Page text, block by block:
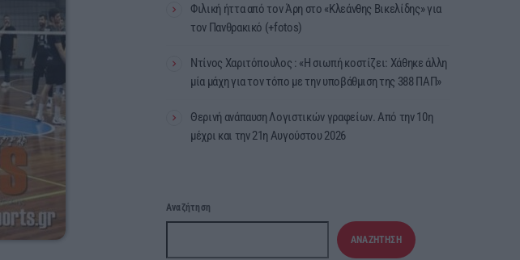
Φιλική ήττα από τον Άρη στο «Κλεάνθης Βικελίδης» για
τον Πανθρακικό (+fotos)
Ντίνος Χαριτόπουλος : «Η σιωπή κοστίζει: Χάθηκε άλλη
μία μάχη για τον τόπο με την υποβάθμιση της 388 ΠΑΠ»
Θερινή ανάπαυση Λογιστικών γραφείων. Από την 10η
μέχρι και την 21η Αυγούστου 2026
Αναζήτηση
ΑΝΑΖΉΤΗΣΗ